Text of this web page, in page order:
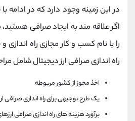
در این زمینه وجود دارد که در ادامه
اگر علاقه مند به ایجاد صرافی
را با نام کسب و کار مجازی راه اندازی
راه اندازی صرافی ارز دیجیتال شامل
اخذ مجوز از کشور مربوطه
یک طرح توجیهی برای راه اندازی صرافی
برآورد هزینه های راه اندازی صرافی